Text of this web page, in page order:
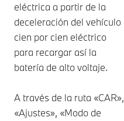
eléctrica a partir de la
deceleración del vehículo
cien por cien eléctrico
para recargar así la
batería de alto voltaje.
A través de la ruta «CAR»,
«Ajustes», «Modo de